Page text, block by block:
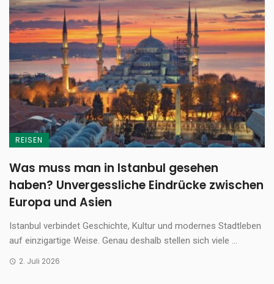
REISEN
Was muss man in Istanbul gesehen
haben? Unvergessliche Eindrücke zwischen
Europa und Asien
Istanbul verbindet Geschichte, Kultur und modernes Stadtleben
auf einzigartige Weise. Genau deshalb stellen sich viele ...
2. Juli 2026